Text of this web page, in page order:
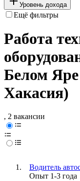
Уровень дохода
Ещё фильтры
Работа
Белом
Хакасия)
, 2 вакансии
Водитель
Опыт 1-3 года